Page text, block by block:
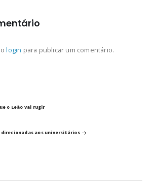
ologin para publicar um comentário.
o Leão vai rugir
direcionadas aos universitários